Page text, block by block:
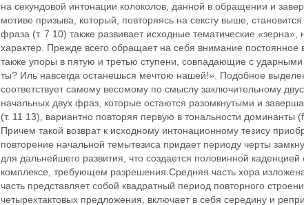
на секундовой интонации колоколов, данной в обращении и
мотиве призыва, который, повторяясь на сексту выше,
фраза (т. 7 ‬10) также развивает исходные тематические «зерна»,
характер. Прежде всего обращает на себя внимание
также упоры в пятую и третью ступени, совпадающие с
ты? Иль навсегда останешься мечтою нашей!». Подобное
соответствует самому весомому по смыслу заключительному
начальных двух фраз, которые остаются разомкнутыми и
(т. 11 ‬13), вариантно повторяя первую в тональности
Причем такой возврат к исходному интонационному тезису
повторение начальной темытезиса придает периоду черты
для дальнейшего развития, что создается половинной
комплексе, требующем разрешения.Средняя часть хора
часть представляет собой квадратный период повторного
четырехтактовых предложения, включает в себя середину и